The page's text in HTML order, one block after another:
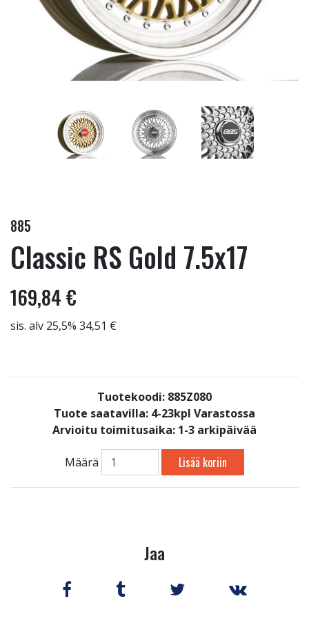
885
Classic RS Gold 7.5x17
169,84 €
sis. alv 25,5% 34,51 €
Tuotekoodi: 885Z080
Tuote saatavilla: 4-23kpl Varastossa
Arvioitu toimitusaika: 1-3 arkipäivää
Määrä Lisää koriin
Jaa